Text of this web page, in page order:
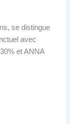
se distingue
avec
et ANNA